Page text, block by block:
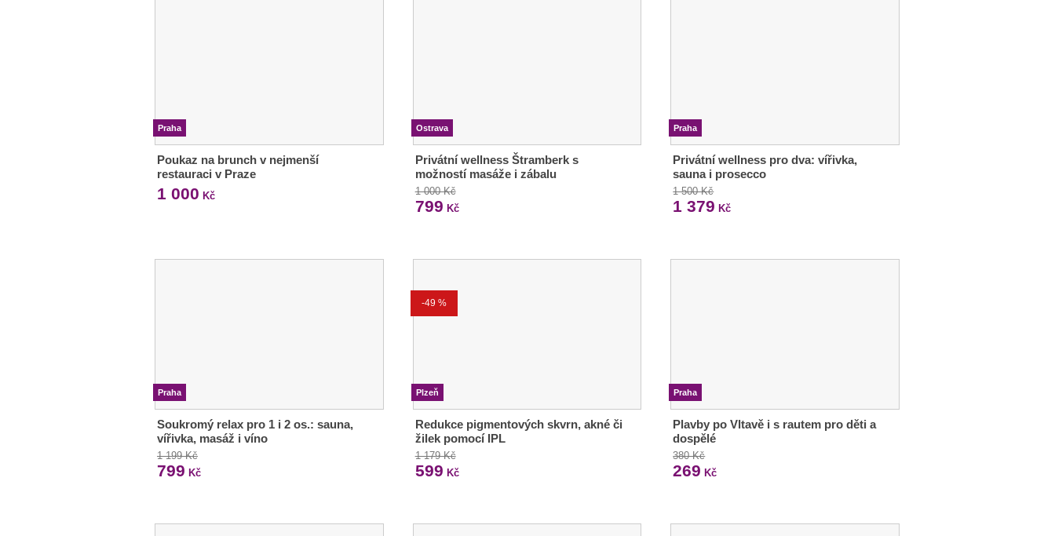
Praha
Poukaz na brunch v nejmenší
restauraci v Praze
1 000 Kč
Ostrava
Privátní wellness Štramberk s
možností masáže i zábalu
1 000 Kč
799 Kč
Praha
Privátní wellness pro dva: vířivka,
sauna i prosecco
1 500 Kč
1 379 Kč
Praha
Soukromý relax pro 1 i 2 os.: sauna,
vířivka, masáž i víno
1 199 Kč
799 Kč
-49 %
Plzeň
Redukce pigmentových skvrn, akné či
žilek pomocí IPL
1 179 Kč
599 Kč
Praha
Plavby po Vltavě i s rautem pro děti a
dospělé
380 Kč
269 Kč